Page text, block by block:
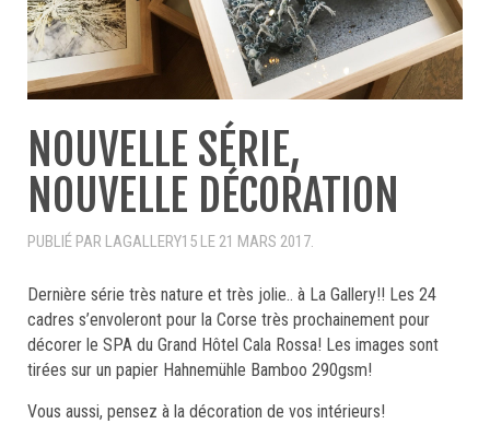
NOUVELLE SÉRIE,
NOUVELLE DÉCORATION
PUBLIÉ PAR LAGALLERY15 LE 21 MARS 2017.
Dernière série très nature et très jolie.. à La Gallery!! Les 24
cadres s’envoleront pour la Corse très prochainement pour
décorer le SPA du Grand Hôtel Cala Rossa! Les images sont
tirées sur un papier Hahnemühle Bamboo 290gsm!
Vous aussi, pensez à la décoration de vos intérieurs!